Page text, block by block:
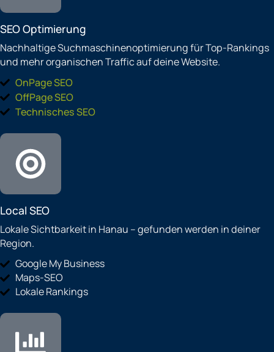
SEO Optimierung
Nachhaltige Suchmaschinenoptimierung für Top-Rankings
und mehr organischen Traffic auf deine Website.
OnPage SEO
OffPage SEO
Technisches SEO
Local SEO
Lokale Sichtbarkeit in Hanau – gefunden werden in deiner
Region.
Google My Business
Maps-SEO
Lokale Rankings